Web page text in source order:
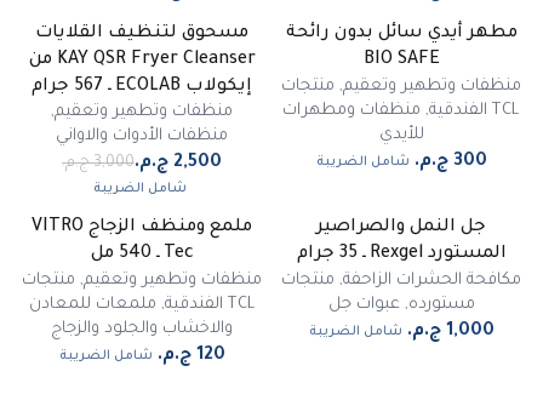
غير متوفر
مطهر أيدي سائل بدون رائحة
BIO SAFE
منظفات وتطهير وتعقيم, منتجات
TCL الفندقية
, منظفات ومطهرات
للأيدي
شامل الضريبة
مسحوق لتنظيف القلايات
KAY QSR Fryer Cleanser من
إيكولاب ECOLAB ـ 567 جرام
منظفات وتطهير وتعقيم,
منظفات الأدوات والاواني
شامل الضريبة
غير متوفر
جل النمل والصراصير
المستورد Rexgel ـ 35 جرام
مكافحة الحشرات الزاحفة, منتجات
مستورده,عبوات جل
شامل الضريبة
ملمع ومنظف الزجاج VITRO
Tec ـ 540 مل
منظفات وتطهير وتعقيم, منتجات
TCL الفندقية
, ملمعات للمعادن
والاخشاب والجلود والزجاج
شامل الضريبة